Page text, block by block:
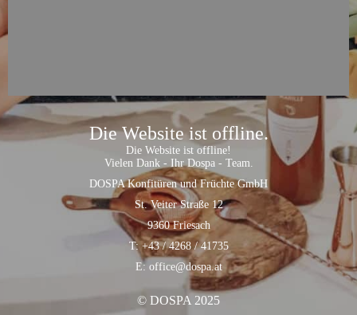
Die Website ist offline.
Die Website ist offline!
Vielen Dank - Ihr Dospa - Team.
DOSPA Konfitüren und Früchte GmbH
St. Veiter Straße 12
9360 Friesach
T: +43 / 4268 / 41735
E: office@dospa.at
© DOSPA 2025